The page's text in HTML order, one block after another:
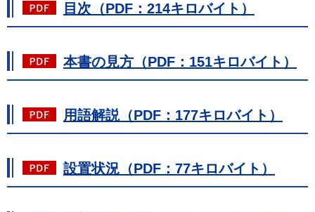
目次（PDF：214キロバイト）
本書の見方（PDF：151キロバイト）
用語解説（PDF：177キロバイト）
設置状況（PDF：77キロバイト）